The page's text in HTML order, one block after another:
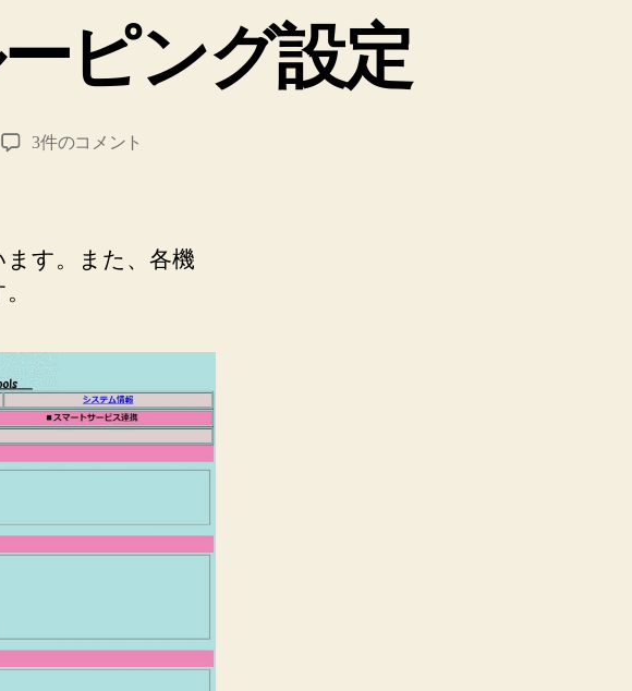
ピング設定
ス
機
器
ル
ー
ピ
ン
へ
の
3件のコメント
す。また、各機